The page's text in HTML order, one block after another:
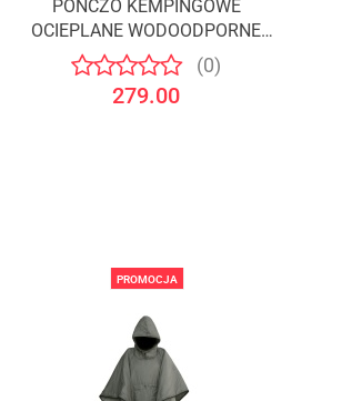
PONCZO KEMPINGOWE
OCIEPLANE WODOODPORNE
/OFFLANDER(0)
279.00
PROMOCJA